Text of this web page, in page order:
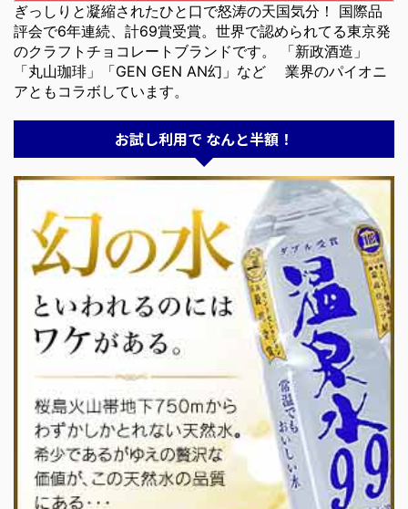
ぎっしりと凝縮されたひと口で怒涛の天国気分！ 国際品
評会で6年連続、計69賞受賞。世界で認められてる東京発
のクラフトチョコレートブランドです。 「新政酒造」
「丸山珈琲」「GEN GEN AN幻」など 業界のパイオニ
アともコラボしています。
お試し利用で なんと半額！